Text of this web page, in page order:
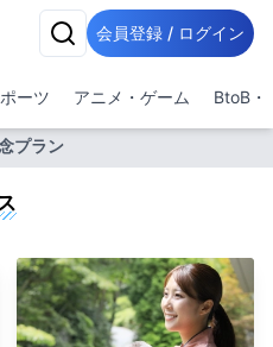
会員登録 / ログイン
ーツ アニメ・ゲーム BtoB・
プラン